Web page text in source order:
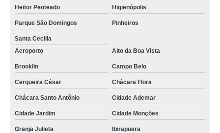
enfermagem em assistência domiciliária empresa Jardim Morumbi
onde tem assistência domiciliar enfermagem São Paulo
encontrar assistência domiciliar de enfermagem Vila Andrade
onde tem enfermagem no home care Interlagos
onde tem enfermagem domiciliar home care Aclimação
assistência domiciliar de enfermagem empresa Vila Olímpia
encontrar assistência domiciliar enfermagem Raposo Tavares
Heitor Penteado Higienópolis
Parque São Domingos Pinheiros
Santa Cecilia
Aeroporto
Alto da Boa Vista
Brooklin Campo Belo
Cerqueira César Chácara Flora
Chácara Santo Antônio Cidade Ademar
Cidade Jardim Cidade Monções
Granja Julieta Ibirapuera